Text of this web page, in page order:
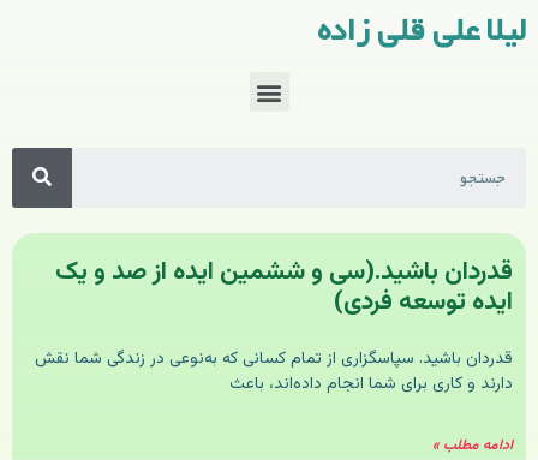
لیلا علی قلی زاده
قدردان باشید.(سی و ششمین ایده از صد و یک
ایده توسعه فردی)
قدردان باشید. سپاسگزاری از تمام کسانی که به‌نوعی در زندگی شما نقش
دارند و کاری برای شما انجام داده‌اند، باعث
ادامه مطلب »